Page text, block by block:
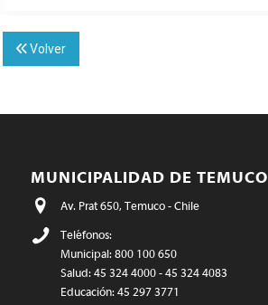
Volver
MUNICIPALIDAD DE TEMUCO
Av. Prat 650, Temuco - Chile
Teléfonos:
Municipal: 800 100 650
Salud: 45 324 4000 - 45 324 4083
Educación: 45 297 3771